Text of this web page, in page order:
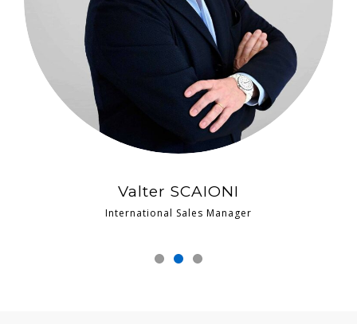
Valter SCAIONI
International Sales Manager